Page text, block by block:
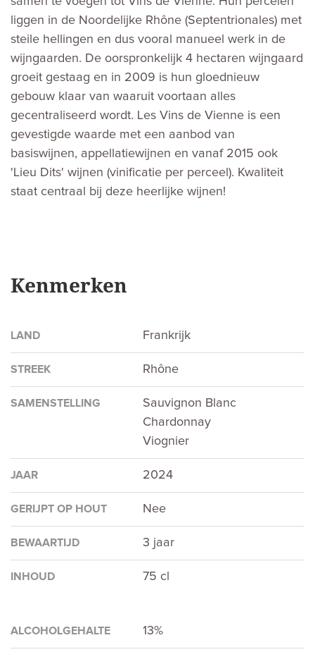
liggen in de Noordelijke Rhône (Septentrionales) met
steile hellingen en dus vooral manueel werk in de
wijngaarden. De oorspronkelijk 4 hectaren wijngaard
groeit gestaag en in 2009 is hun gloednieuw
gebouw klaar van waaruit voortaan alles
gecentraliseerd wordt. Les Vins de Vienne is een
gevestigde waarde met een aanbod van
basiswijnen, appellatiewijnen en vanaf 2015 ook
'Lieu Dits' wijnen (vinificatie per perceel). Kwaliteit
staat centraal bij deze heerlijke wijnen!
Kenmerken
LAND Frankrijk
STREEK Rhône
SAMENSTELLING
Sauvignon Blanc
Chardonnay
Viognier
JAAR 2024
GERIJPT OP HOUT Nee
BEWAARTIJD 3 jaar
INHOUD 75 cl
ALCOHOLGEHALTE 13%